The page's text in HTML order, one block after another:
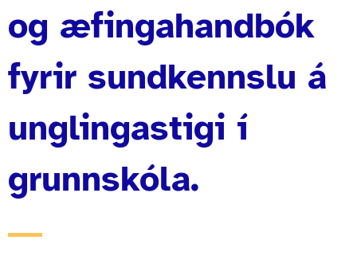
og æfingahandbók
fyrir sundkennslu á
unglingastigi í
grunnskóla.